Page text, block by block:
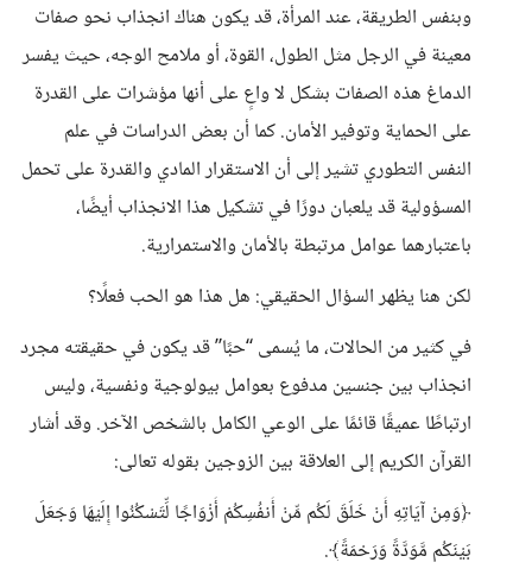
وبنفس الطريقة، عند المرأة، قد يكون هناك انجذاب نحو صفات
معينة في الرجل مثل الطول، القوة، أو ملامح الوجه، حيث يفسر
الدماغ هذه الصفات بشكل لا واعٍ على أنها مؤشرات على القدرة
على الحماية وتوفير الأمان. كما أن بعض الدراسات في علم
النفس التطوري تشير إلى أن الاستقرار المادي والقدرة على تحمل
المسؤولية قد يلعبان دورًا في تشكيل هذا الانجذاب أيضًا،
باعتبارهما عوامل مرتبطة بالأمان والاستمرارية.
لكن هنا يظهر السؤال الحقيقي: هل هذا هو الحب فعلًا؟
في كثير من الحالات، ما يُسمى “حبًا” قد يكون في حقيقته مجرد
انجذاب بين جنسين مدفوع بعوامل بيولوجية ونفسية، وليس
ارتباطًا عميقًا قائمًا على الوعي الكامل بالشخص الآخر. وقد أشار
القرآن الكريم إلى العلاقة بين الزوجين بقوله تعالى:
﴿وَمِنْ آيَاتِهِ أَنْ خَلَقَ لَكُم مِّنْ أَنفُسِكُمْ أَزْوَاجًا لِّتَسْكُنُوا إِلَيْهَا وَجَعَلَ
بَيْنَكُم مَّوَدَّةً وَرَحْمَةً﴾.